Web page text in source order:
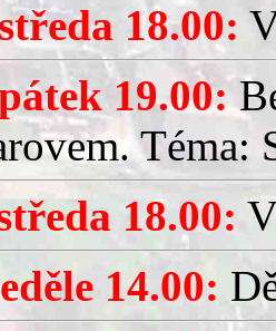
18.00:
19.00:
Téma:
18.00:
14.00: